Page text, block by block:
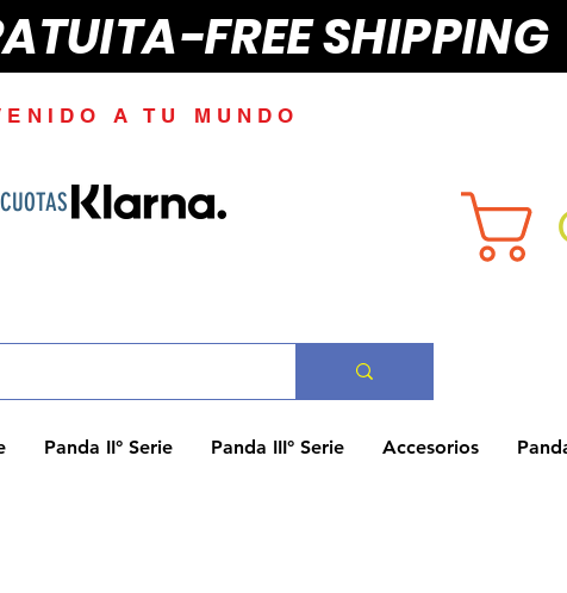
FREE SHIPPING
A TU MUNDO
Panda II° Serie Panda III° Serie Accesorios